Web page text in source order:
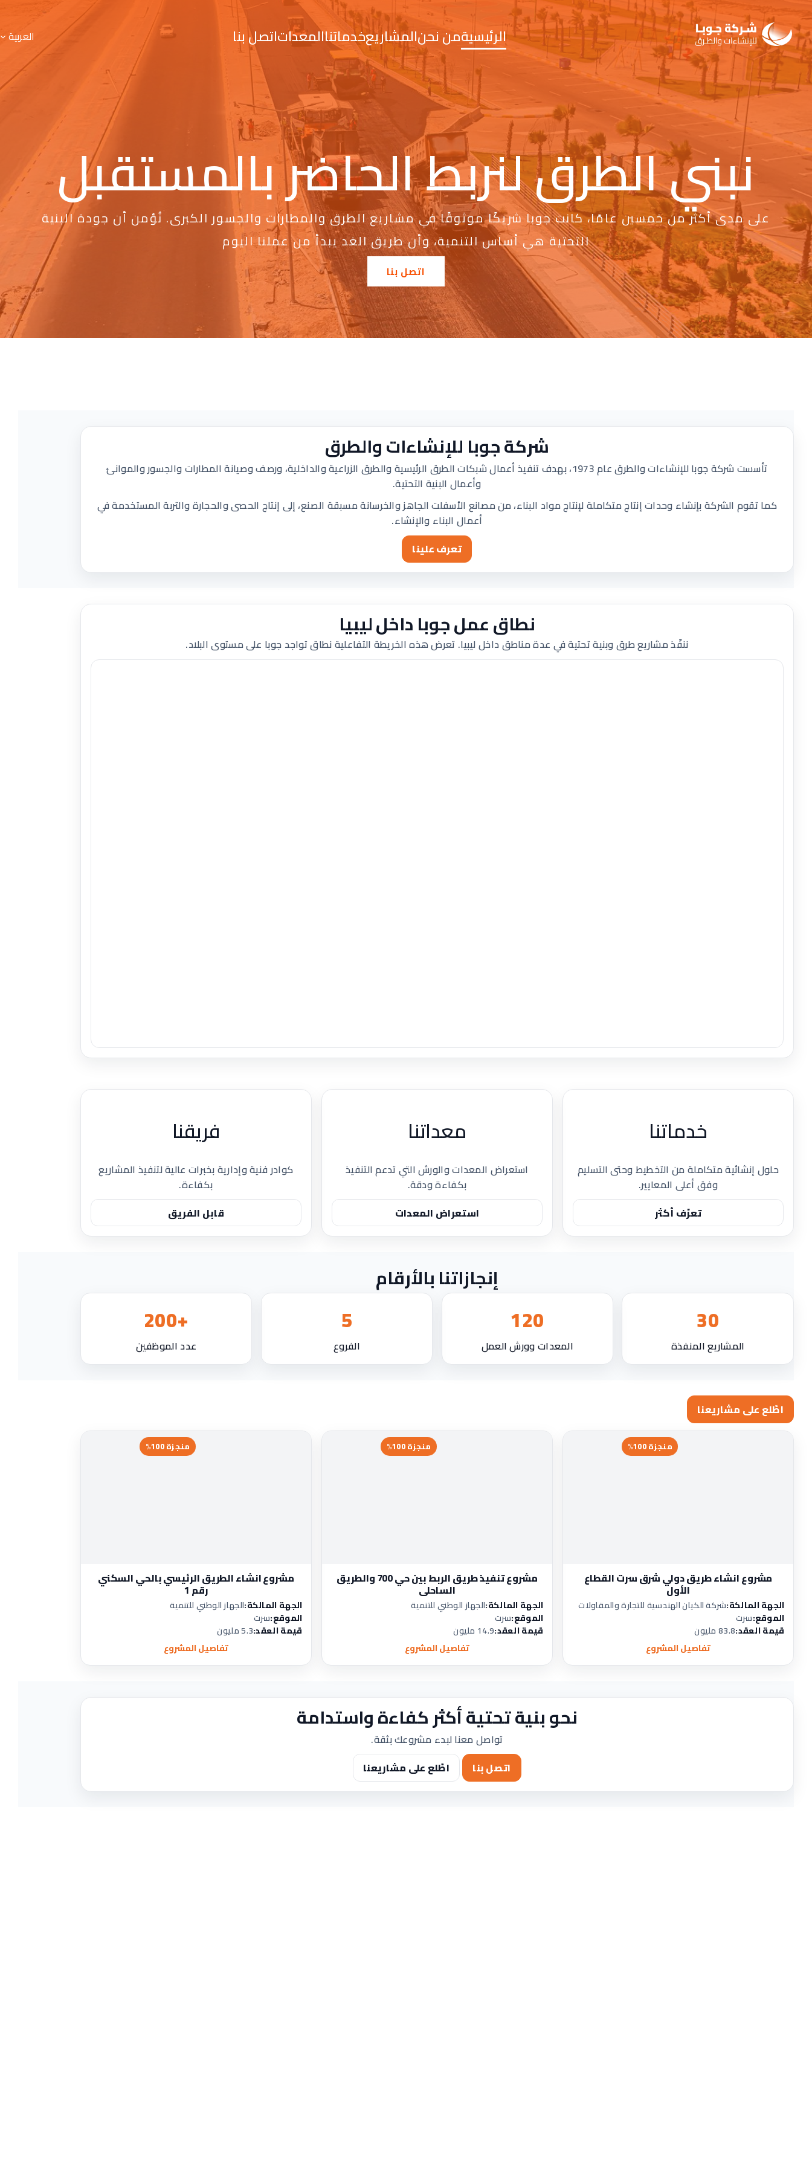
الرئيسيةمن نحنالمشاريعخدماتناالمعداتاتصل بنا العربية
نبني الطرق لنربط الحاضر بالمستقبل
على مدى أكثر من خمسين عامًا، كانت جوبا شريكًا موثوقًا في مشاريع الطرق والمطارات والجسور الكبرى. نُؤمن أن جودة البنية
التحتية هي أساس التنمية، وأن طريق الغد يبدأ من عملنا اليوم
اتصل بنا
شركة جوبا للإنشاءات والطرق
تأسست شركة جوبا للإنشاءات والطرق عام 1973، بهدف تنفيذ أعمال شبكات الطرق الرئيسية والطرق الزراعية والداخلية، ورصف وصيانة المطارات والجسور والموانئ
وأعمال البنية التحتية.
كما تقوم الشركة بإنشاء وحدات إنتاج متكاملة لإنتاج مواد البناء، من مصانع الأسفلت الجاهز والخرسانة مسبقة الصنع، إلى إنتاج الحصى والحجارة والتربة المستخدمة في
أعمال البناء والإنشاء.
تعرف علينا
نطاق عمل جوبا داخل ليبيا
ننفّذ مشاريع طرق وبنية تحتية في عدة مناطق داخل ليبيا. تعرض هذه الخريطة التفاعلية نطاق تواجد جوبا على مستوى البلاد.
خدماتنا
حلول إنشائية متكاملة من التخطيط وحتى التسليم
وفق أعلى المعايير.
تعرّف أكثر
معداتنا
استعراض المعدات والورش التي تدعم التنفيذ
بكفاءة ودقة.
استعراض المعدات
فريقنا
كوادر فنية وإدارية بخبرات عالية لتنفيذ المشاريع
بكفاءة.
قابل الفريق
إنجازاتنا بالأرقام
30
المشاريع المنفذة
120
المعدات وورش العمل
5
الفروع
+200
عدد الموظفين
اطّلع على مشاريعنا
منجزة 100%
مشروع انشاء طريق دولي شرق سرت القطاع
الأول
الجهة المالكة:شركة الكيان الهندسية للتجارة والمقاولات
الموقع:سرت
قيمة العقد:83.8 مليون
تفاصيل المشروع
منجزة 100%
مشروع تنفيذ طريق الربط بين حي 700 والطريق
الساحلي
الجهة المالكة:الجهاز الوطني للتنمية
الموقع:سرت
قيمة العقد:14.9 مليون
تفاصيل المشروع
منجزة 100%
مشروع انشاء الطريق الرئيسي بالحي السكني
رقم 1
الجهة المالكة:الجهاز الوطني للتنمية
الموقع:سرت
قيمة العقد:5.3 مليون
تفاصيل المشروع
نحو بنية تحتية أكثر كفاءة واستدامة
تواصل معنا لبدء مشروعك بثقة.
اتصل بنا
اطّلع على مشاريعنا